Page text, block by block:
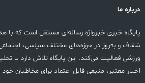
درباره ما
پایگاه خبری خبرواژه رسانه‌ای مستقل است که با
شفاف و به‌روز در حوزه‌های مختلف سیاسی،
ورزشی فعالیت می‌کند. این پایگاه تلاش دارد با
اخبار معتبر، منبعی قابل اعتماد برای مخاطبان